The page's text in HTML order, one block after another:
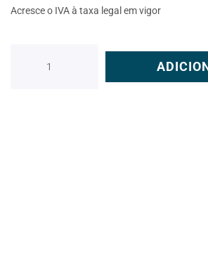
Acresce o IVA à taxa legal em vigor